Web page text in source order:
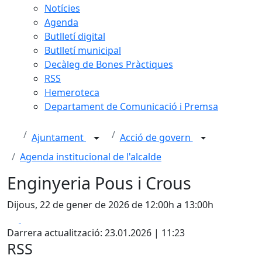
Notícies
Agenda
Butlletí digital
Butlletí municipal
Decàleg de Bones Pràctiques
RSS
Hemeroteca
Departament de Comunicació i Premsa
Ajuntament
Acció de govern
Agenda institucional de l'alcalde
Enginyeria Pous i Crous
Dijous, 22 de gener de 2026 de 12:00h a 13:00h
Darrera actualització: 23.01.2026 | 11:23
RSS